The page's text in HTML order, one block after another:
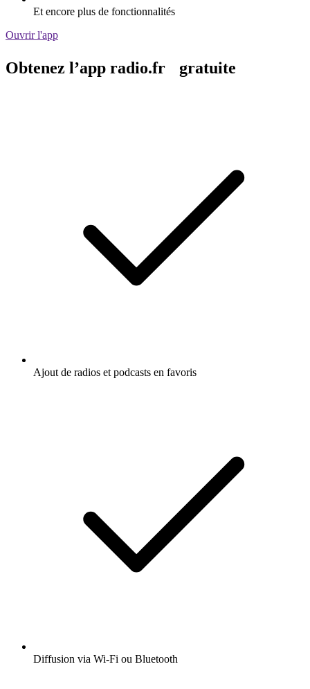
Et encore plus de fonctionnalités
Ouvrir l'app
Obtenez l’app radio.fr gratuite
Ajout de radios et podcasts en favoris
Diffusion via Wi-Fi ou Bluetooth